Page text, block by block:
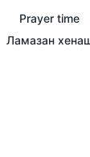
Prayer time
Ламазан